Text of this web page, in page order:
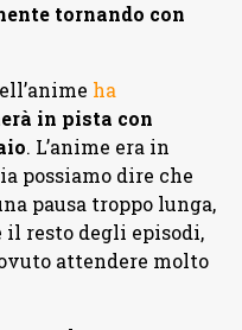
tornando con
ha
in pista con
. L’anime era in
possiamo dire che
pausa troppo lunga,
il resto degli episodi,
attendere molto